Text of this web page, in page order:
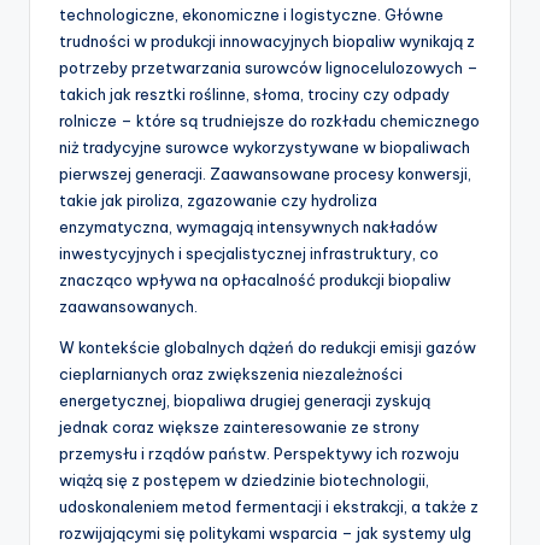
technologiczne, ekonomiczne i logistyczne. Główne
trudności w produkcji innowacyjnych biopaliw wynikają z
potrzeby przetwarzania surowców lignocelulozowych –
takich jak resztki roślinne, słoma, trociny czy odpady
rolnicze – które są trudniejsze do rozkładu chemicznego
niż tradycyjne surowce wykorzystywane w biopaliwach
pierwszej generacji. Zaawansowane procesy konwersji,
takie jak piroliza, zgazowanie czy hydroliza
enzymatyczna, wymagają intensywnych nakładów
inwestycyjnych i specjalistycznej infrastruktury, co
znacząco wpływa na opłacalność produkcji biopaliw
zaawansowanych.
W kontekście globalnych dążeń do redukcji emisji gazów
cieplarnianych oraz zwiększenia niezależności
energetycznej, biopaliwa drugiej generacji zyskują
jednak coraz większe zainteresowanie ze strony
przemysłu i rządów państw. Perspektywy ich rozwoju
wiążą się z postępem w dziedzinie biotechnologii,
udoskonaleniem metod fermentacji i ekstrakcji, a także z
rozwijającymi się politykami wsparcia – jak systemy ulg